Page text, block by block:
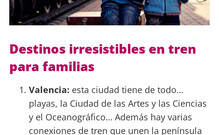
Destinos irresistibles en tren
para familias
Valencia: esta ciudad tiene de todo…
playas, la Ciudad de las Artes y las Ciencias
y el Oceanográfico… Además hay varias
conexiones de tren que unen la península